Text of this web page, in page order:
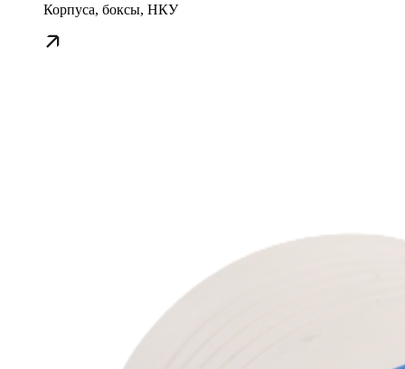
Корпуса, боксы, НКУ